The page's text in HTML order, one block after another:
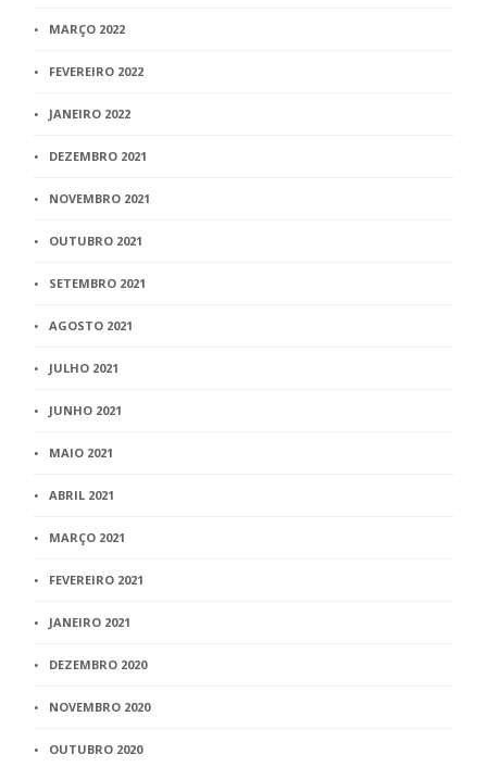
MARÇO 2022
FEVEREIRO 2022
JANEIRO 2022
DEZEMBRO 2021
NOVEMBRO 2021
OUTUBRO 2021
SETEMBRO 2021
AGOSTO 2021
JULHO 2021
JUNHO 2021
MAIO 2021
ABRIL 2021
MARÇO 2021
FEVEREIRO 2021
JANEIRO 2021
DEZEMBRO 2020
NOVEMBRO 2020
OUTUBRO 2020